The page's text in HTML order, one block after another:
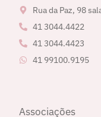
Rua da Paz, 98
41 3044.4422
41 3044.4423
41 99100.9195
Associações